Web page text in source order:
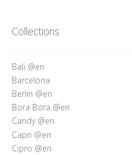
Collections
Bali @en
Barcelona
Berlin @en
Bora Bora @en
Candy @en
Capri @en
Cipro @en